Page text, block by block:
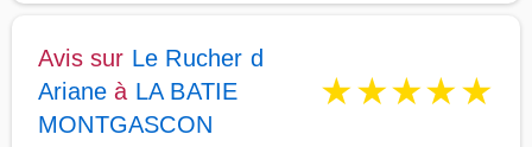
Avis sur Le Rucher d
Ariane à LA BATIE
MONTGASCON
★★★★★